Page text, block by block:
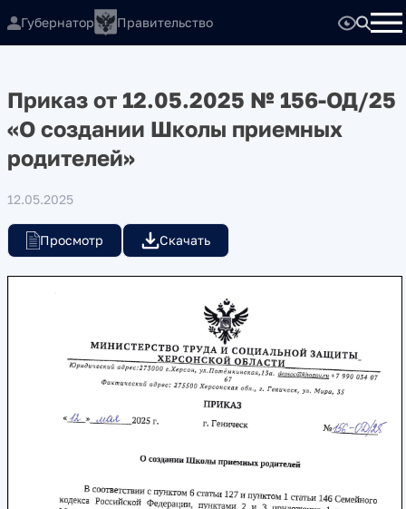
Губернатор Правительство
Приказ от 12.05.2025 № 156-ОД/25
«О создании Школы приемных
родителей»
12.05.2025
Просмотр Скачать